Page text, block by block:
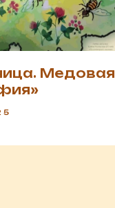
Медовая